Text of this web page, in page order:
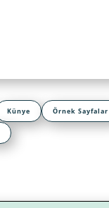
Künye Örnek Sayfalar